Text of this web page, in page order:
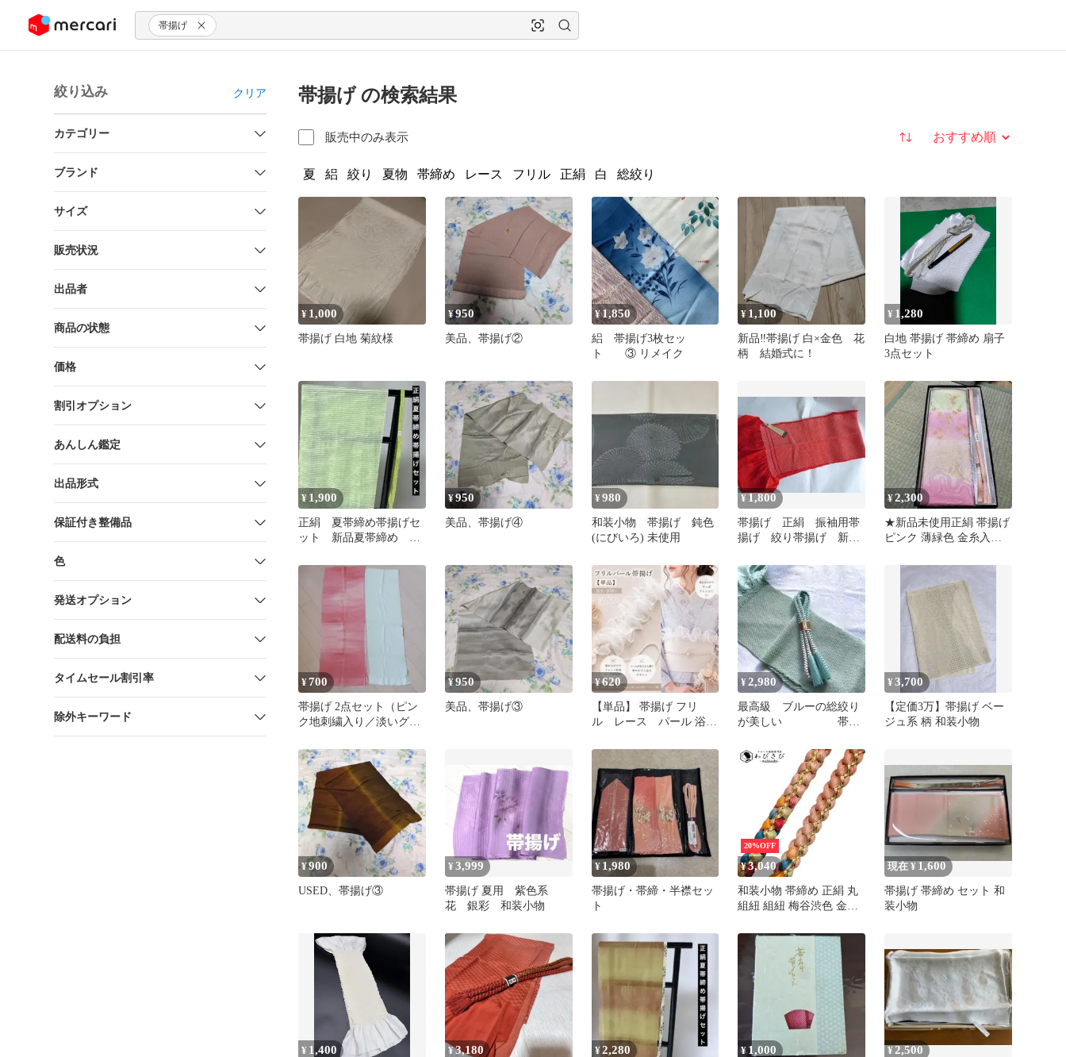
ツにスキップ 帯揚げ
絞り込み クリア
カテゴリー
ブランド
サイズ
販売状況
出品者
商品の状態
価格
割引オプション
あんしん鑑定
出品形式
保証付き整備品
色
発送オプション
配送料の負担
タイムセール割引率
除外キーワード
帯揚げ の検索結果
販売中のみ表示 並び替え
夏 絽 絞り 夏物 帯締め レース フリル 正絹 白 総絞り
¥ 1,000
帯揚げ 白地 菊紋様
¥950
美品、帯揚げ②
¥1,850
絽 帯揚げ3枚セッ
ト ③ リメイク
¥ 1,100
新品‼️帯揚げ 白×金色 花
柄 結婚式に！
¥ 1,280
白地 帯揚げ 帯締め 扇子
3点セット
¥1,900
正絹 夏帯締め帯揚げセ
ット 新品夏帯締め 夏
¥950
美品、帯揚げ④
¥980
和装小物 帯揚げ 鈍色
(にびいろ) 未使用
¥ 1,800
帯揚げ 正絹 振袖用帯
揚げ 絞り帯揚げ 新
¥2,300
★新品未使用正絹 帯揚げ
ピンク 薄緑色 金糸入り
¥700
帯揚げ 2点セット（ピン
ク地刺繍入り／淡いグリ
¥950
美品、帯揚げ③
¥620
【単品】 帯揚げ フリ
ル レース パール 浴衣
ト
¥2,980
最高級 ブルーの総絞り
が美しい 帯揚
¥3,700
【定価3万】帯揚げ ベー
ジュ系 柄 和装小物
¥900
USED、帯揚げ③
¥3,999
帯揚げ 夏用 紫色系
花 銀彩 和装小物
¥ 1,980
帯揚げ・帯締・半襟セッ
ト
20%OFF
¥3,040
和装小物 帯締め 正絹 丸
組紐 組紐 梅谷渋色 金糸
現在 ¥ 1,600
帯揚げ 帯締め セット 和
装小物
¥ 1,400 ¥3,180 ¥2,280 ¥1,000 ¥ 2,500